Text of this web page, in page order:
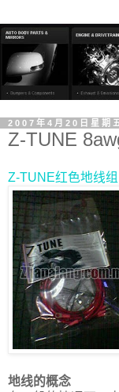
2007年4月20日星期五
Z-TUNE
Z-TUNE红色地线组
地线的概念